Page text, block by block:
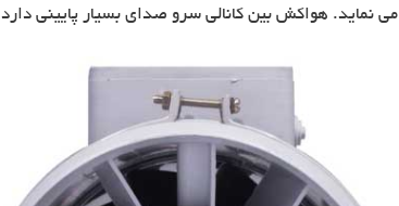
نماید. هواکش بین کانالی سرو صدای بسیار پایینی دارد